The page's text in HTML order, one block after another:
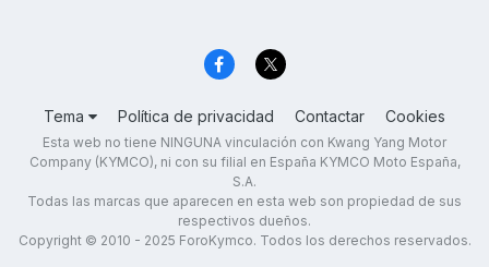
Tema Política de privacidad Contactar Cookies
Esta web no tiene NINGUNA vinculación con Kwang Yang Motor
Company (KYMCO), ni con su filial en España KYMCO Moto España,
S.A.
Todas las marcas que aparecen en esta web son propiedad de sus
respectivos dueños.
Copyright © 2010 - 2025 ForoKymco. Todos los derechos reservados.